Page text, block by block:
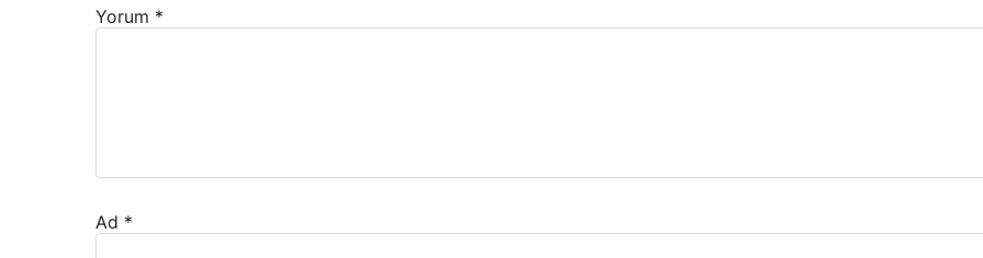
Yorum *
Ad *